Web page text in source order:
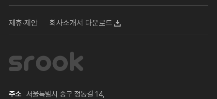
제휴·제안 회사소개서 다운로드
주소 서울특별시 중구 정동길 14,